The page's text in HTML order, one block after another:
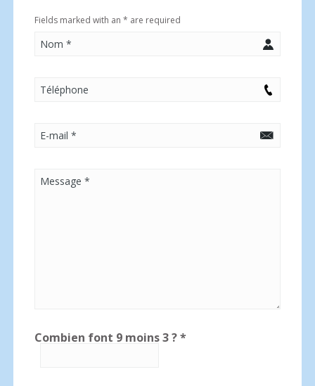
Fields marked with an* are required
Combien font 9 moins 3 ?*